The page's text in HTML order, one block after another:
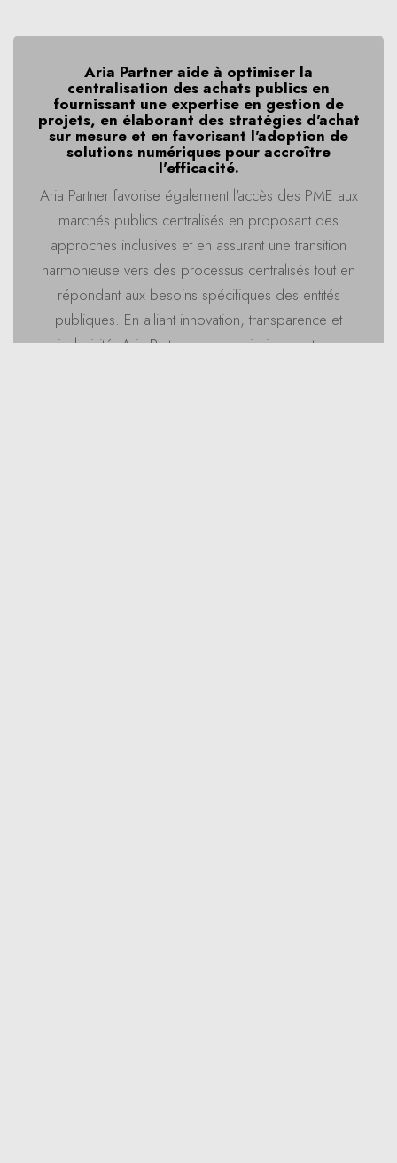
Aria Partner aide à optimiser la
centralisation des achats publics en
fournissant une expertise en gestion de
projets, en élaborant des stratégies d'achat
sur mesure et en favorisant l'adoption de
solutions numériques pour accroître
l'efficacité.
Aria Partner favorise également l'accès des PME aux
marchés publics centralisés en proposant des
approches inclusives et en assurant une transition
harmonieuse vers des processus centralisés tout en
répondant aux besoins spécifiques des entités
publiques. En alliant innovation, transparence et
inclusivité, Aria Partner permet ainsi aux acteurs